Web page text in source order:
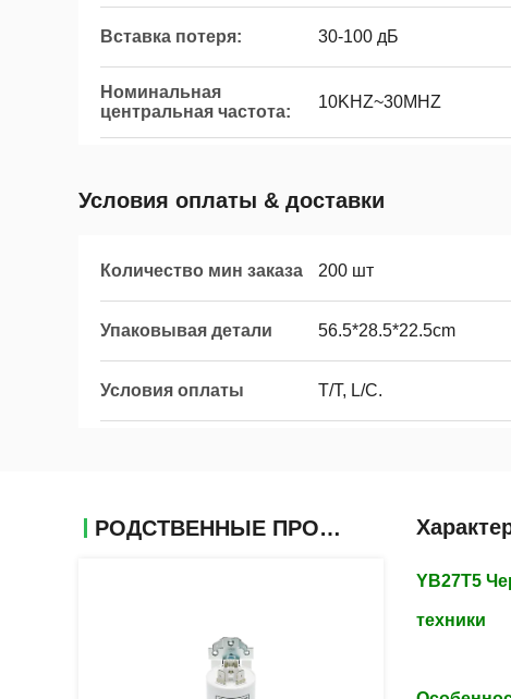
Вставка потеря: 30-100 дБ
Номинальная
центральная частота:
10KHZ~30MHZ
Условия оплаты & доставки
Количество мин заказа 200 шт
Упаковывая детали 56.5*28.5*22.5cm
Условия оплаты T/T, L/C.
РОДСТВЕННЫЕ ПРОДУКТЫ
YB27T5
техники